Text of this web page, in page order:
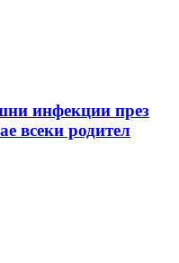
инфекции през
всеки родител